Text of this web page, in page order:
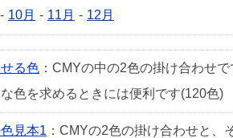
- 10月 - 11月 - 12月
る色 ：CMYの中の2色の掛け合わせ
色を求めるときには便利です(120色)
見本1 ：CMYの2色の掛け合わせと、